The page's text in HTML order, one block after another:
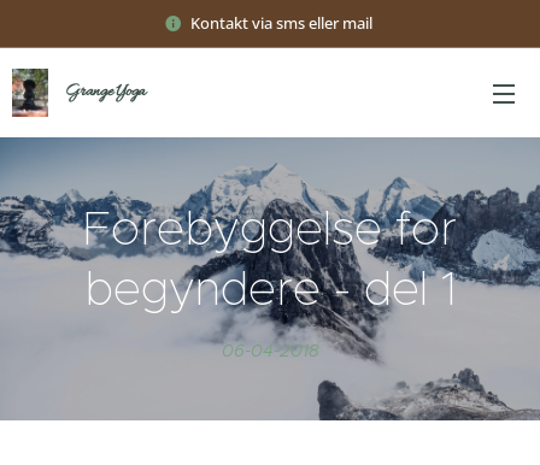
Kontakt via sms eller mail
Grange Yoga
Forebyggelse for
begyndere - del 1
06-04-2018